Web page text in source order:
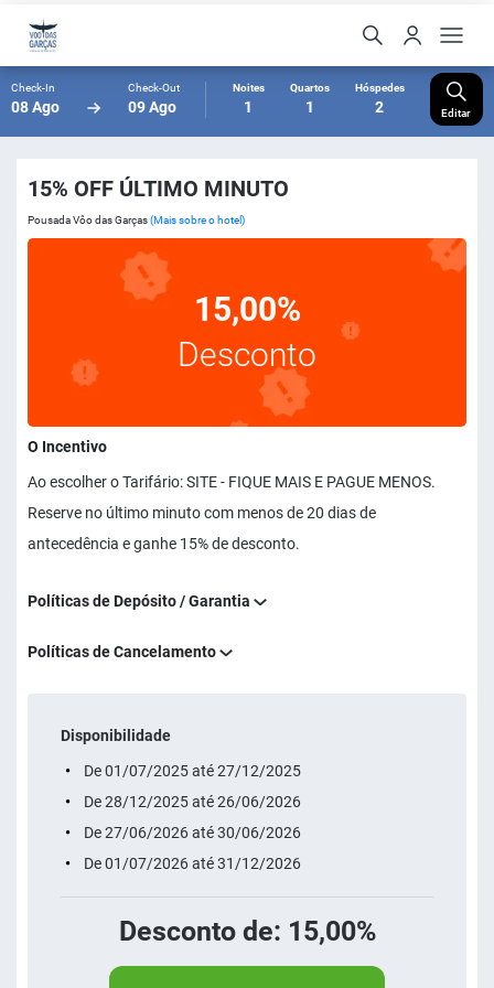
Check-In
08 Ago
Check-Out
09 Ago
Noites
1
Quartos
1
Hóspedes
2 Editar
15% OFF ÚLTIMO MINUTO
Pousada Vôo das Garças(Mais sobre o hotel)
15,00%
Desconto
O Incentivo
Ao escolher o Tarifário: SITE - FIQUE MAIS E PAGUE MENOS.
Reserve no último minuto com menos de 20 dias de
antecedência e ganhe 15% de desconto.
Políticas de Depósito / Garantia
Políticas de Cancelamento
Disponibilidade
De 01/07/2025 até 27/12/2025
De 28/12/2025 até 26/06/2026
De 27/06/2026 até 30/06/2026
De 01/07/2026 até 31/12/2026
Desconto de: 15,00%